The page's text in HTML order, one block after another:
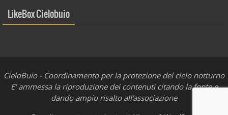
LikeBox Cielobuio
CieloBuio - Coordinamento per la protezione del cielo notturno
E' ammessa la riproduzione dei contenuti citando la fonte e
dando ampio risalto all'associazione